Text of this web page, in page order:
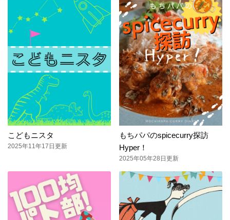
こどもニスタ
2025年11年17日更新
もちパパのspicecurry探訪
Hyper！
2025年05年28日更新